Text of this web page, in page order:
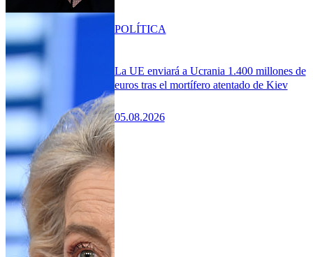
La UE enviará a Ucrania 1.400 millones de
euros tras el mortífero atentado de Kiev
05.08.2026
POLÍTICA